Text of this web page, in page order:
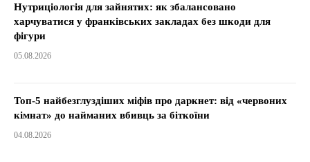
Нутриціологія для зайнятих: як збалансовано
харчуватися у франківських закладах без шкоди для
фігури
05.08.2026
Топ-5 найбезглуздіших міфів про даркнет: від «червоних
кімнат» до найманих вбивць за біткоїни
04.08.2026